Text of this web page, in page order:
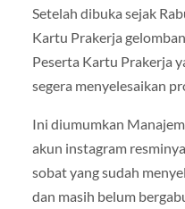
Setelah dibuka sejak
Kartu Prakerja
Peserta Kartu Prakerja
segera menyelesaikan
Ini diumumkan
akun instagram
sobat yang sudah
dan masih belum